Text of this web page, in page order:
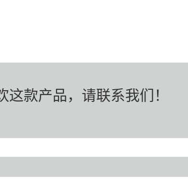
这款产品，请联系我们！